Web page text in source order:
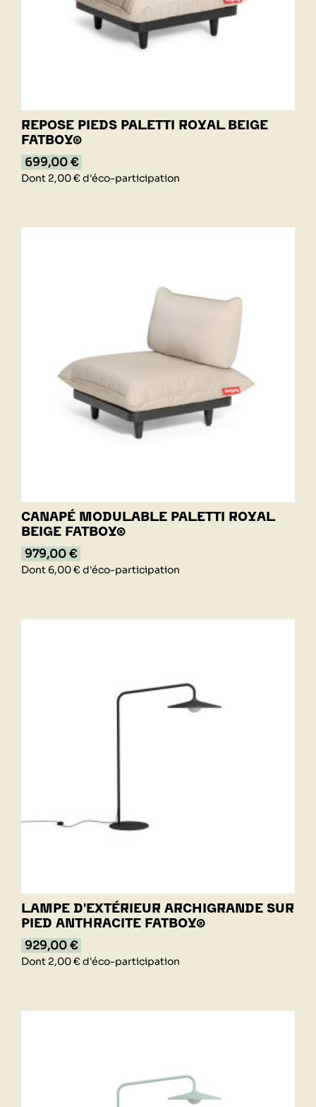
REPOSE PIEDS PALETTI ROYAL BEIGE
FATBOY®
699,00 €
Dont 2,00 € d'éco-participation
CANAPÉ MODULABLE PALETTI ROYAL
BEIGE FATBOY®
979,00 €
Dont 6,00 € d'éco-participation
LAMPE D'EXTÉRIEUR ARCHIGRANDE SUR
PIED ANTHRACITE FATBOY®
929,00 €
Dont 2,00 € d'éco-participation